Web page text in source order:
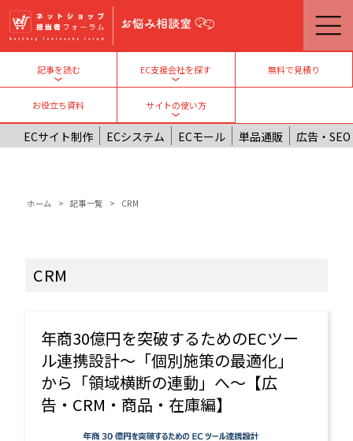
メインコンテンツに移動
記事を読む
Toggle submenu
EC支援会社を探す
Toggle submenu
無料で見積り
お役立ち資料
サイトの使い方
Toggle submenu
ECサイト制作 ECシステム ECモール 単品通販 広告・SEO
パンくず
ホーム 記事一覧 CRM
CRM
年商30億円を突破するためのECツー
ル連携設計～「個別施策の最適化」
から「領域横断の連動」へ～【広
告・CRM・商品・在庫編】